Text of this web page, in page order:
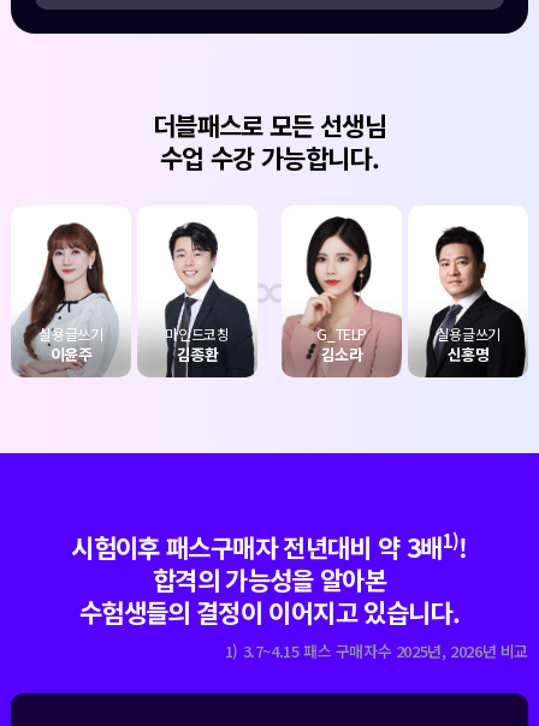
더블패스로 모든 선생님
수업 수강 가능합니다.
실용글쓰기
이윤주
마인드코칭
김종환
행정법
양승우
행정법
정인국
응급처치학개론
이혜영
한국사능력검정
김종우
G_TELP
김소라
실용글쓰기
신홍명
시험이후 패스구매자 전년대비 약 3배1)!
합격의 가능성을 알아본
수험생들의 결정이 이어지고 있습니다.
1) 3.7~4.15 패스 구매자수 2025년, 2026년 비교